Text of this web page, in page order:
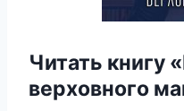
Читать книгу
верховного